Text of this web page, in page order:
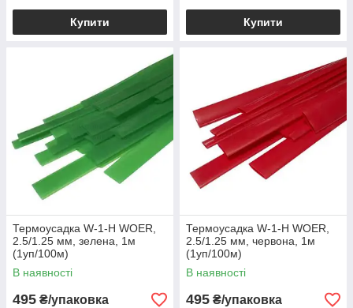
Купити Купити
Термоусадка W-1-H WOER,
2.5/1.25 мм, зелена, 1м
(1уп/100м)
В наявності
495 ₴/упаковка
Термоусадка W-1-H WOER,
2.5/1.25 мм, червона, 1м
(1уп/100м)
В наявності
495 ₴/упаковка